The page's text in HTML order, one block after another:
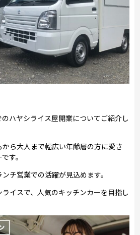
ハヤシライス屋開業についてご紹介し
ら大人まで幅広い年齢層の方に愛さ
す。
チ営業での活躍が見込めます。
イスで、人気のキッチンカーを目指し